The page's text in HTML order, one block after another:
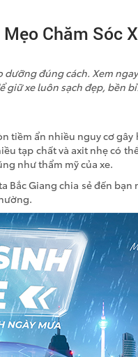
Chăm Sóc
đúng cách. Xem
giữ xe luôn sạch đẹp, bền
tiềm ẩn nhiều nguy cơ gây
tạp chất và axit nhẹ có
như thẩm mỹ của xe.
Bắc Giang chia sẻ đến